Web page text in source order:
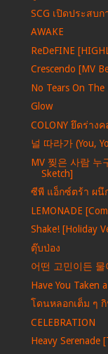
SCG เปิดประสบ
AWAKE
ReDeFINE
Crescendo [MV
No Tears On
Glow
COLONY ยึดร่าง
널 따라가 (You,
MV 찢은 사람 누
Sketch]
ซีพี แอ็กซ์ตร้า ผนึ
LEMONADE
Shake! [Holiday
ตุ๊บป่อง
어떤 고민이든 물
Have You Taken
โดนหลอกเต็ม ๆ
CELEBRATION
Heavy Serenade